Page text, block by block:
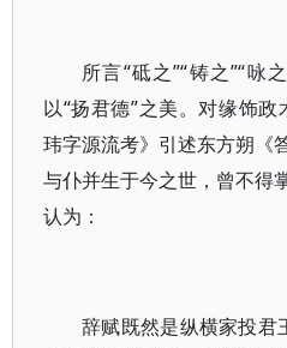
所言“砥之”“铸之”“咏
以“扬君德”之美。对缘饰
玮字源流考》引述东方朔《
与仆并生于今之世，曾不得
认为：
辞赋既然是纵横家投君